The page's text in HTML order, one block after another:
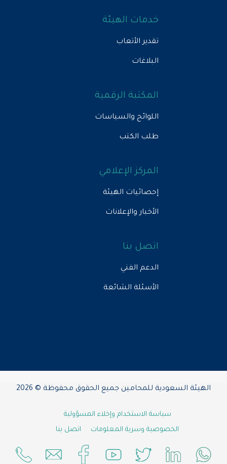
خدمات الهيئة
تقدير الأتعاب
البلاغات
المكتبة الرقمية
اللوائح والسياسات
طلب الكتب
المركز الإعلامي
إحصائيات الهيئة
الأخبار والإعلانات
اتصل بنا
الدعم الفني
الأسئلة الشائعة
الهيئة السعودية للمحامين جميع الحقوق محفوظة © 2026
سياسة الاستخدام وإخلاء المسؤولية
الخصوصية وسرية المعلومات
اتصل بنا